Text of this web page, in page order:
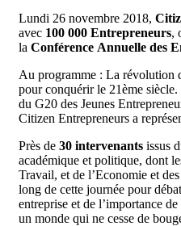
Lundi 26 novembre 2018,
avec 100 000 Entrepreneurs,
la Conférence Annuelle des
Au programme : La révolution
pour conquérir le 21ème
du G20 des Jeunes
Citizen Entrepreneurs a
Près de 30 intervenants issus
académique et politique, dont
Travail, et de l’Economie et
long de cette journée pour
entreprise et de l’importance
un monde qui ne cesse de